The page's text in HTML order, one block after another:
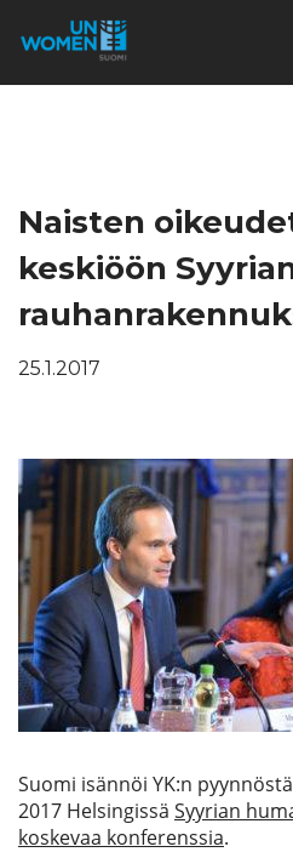
Mitä teemme
Ajankohtaista
Tietoa meistä
Lahjoita
Naisten
keskiöön
25.1.2017
Suomi isännöi YK:n
2017 Helsingissä Syyrian
koskevaa konferenssia.